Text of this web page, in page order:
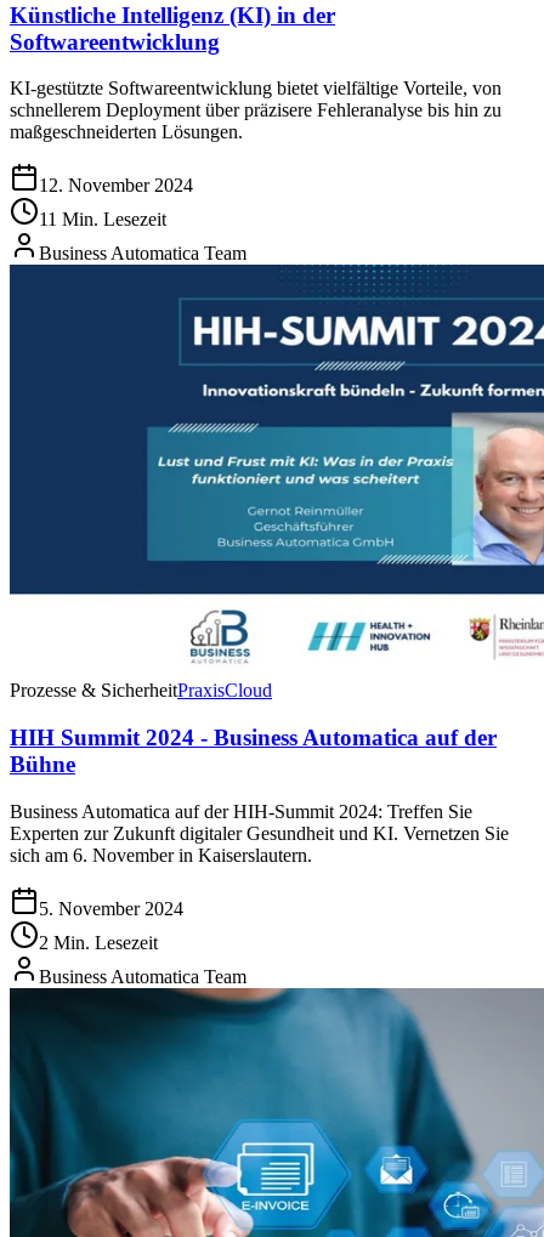
Künstliche Intelligenz (KI) in der
Softwareentwicklung
KI-gestützte Softwareentwicklung bietet vielfältige Vorteile, von
schnellerem Deployment über präzisere Fehleranalyse bis hin zu
maßgeschneiderten Lösungen.
12. November 2024
11 Min. Lesezeit
Business Automatica Team
Prozesse & SicherheitPraxisCloud
HIH Summit 2024 - Business Automatica auf der
Bühne
Business Automatica auf der HIH-Summit 2024: Treffen Sie
Experten zur Zukunft digitaler Gesundheit und KI. Vernetzen Sie
sich am 6. November in Kaiserslautern.
5. November 2024
2 Min. Lesezeit
Business Automatica Team